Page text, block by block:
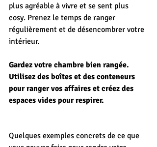
plus agréable à vivre et se sent plus
cosy. Prenez le temps de ranger
régulièrement et de désencombrer votre
intérieur.
Gardez votre chambre bien rangée.
Utilisez des boîtes et des conteneurs
pour ranger vos affaires et créez des
espaces vides pour respirer.
Quelques exemples concrets de ce que